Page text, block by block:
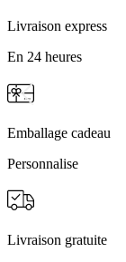
Livraison express
En 24 heures
Emballage cadeau
Personnalise
Livraison gratuite